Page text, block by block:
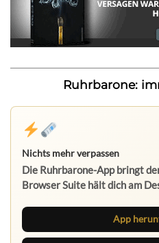
Ruhrbarone:
Nichts mehr verpassen
Die Ruhrbarone-App bringt
Browser Suite hält dich am
App